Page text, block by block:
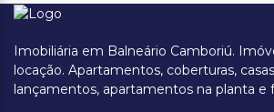
Imobiliária em Balneário Camboriú.
locação. Apartamentos, coberturas,
lançamentos, apartamentos na planta e